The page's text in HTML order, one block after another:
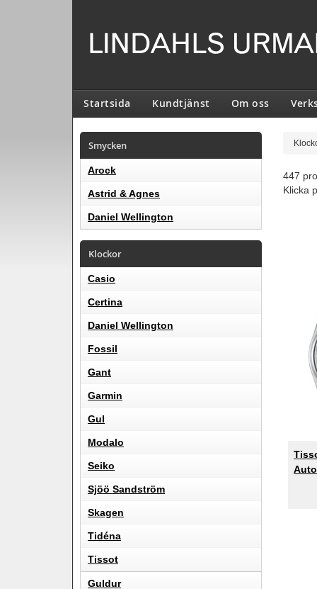
Startsida Kundtjänst Om oss
Smycken
Arock
Astrid & Agnes
Daniel Wellington
Klockor
Casio
Certina
Daniel Wellington
Fossil
Gant
Garmin
Gul
Modalo
Seiko
Sjöö Sandström
Skagen
Tidéna
Tissot
Guldur
447
Klicka